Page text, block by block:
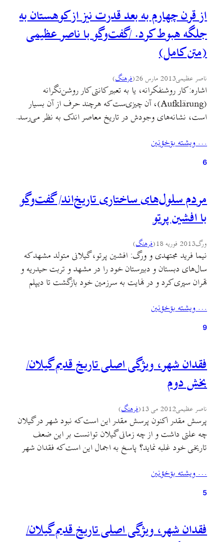
از قرن چهارم به بعد قدرت نیز از کوهستان به
جلگه هبوط کرد. /گفت‌وگو با ناصر عظیمی
(متن کامل)
ناصر عظیمی2013 مارس 26 (فرهنگ)
اشاره: کار روشنفکرانه، یا به تعبیر کانتی کار روشن‌نگرانه
(Aufklärung)، آن چیزی‌ست که هرچند حرف از آن بسیار
است، نشانه‌های وجودش در تاریخ معاصر اندک به نظر می‌رسد.
تحولات اقتصادی-اجتماعی گیلان و جغرافیای سیاسی جنبش و
انقلاب جنگل) در کنار مقاله‌های مختلف این دانش‌آموخته‌ی…
… ويشته بۊخؤنين
6
مردم سلول‌های ساختاری تاریخ‌اند/ گفت‌وگو
با افشین پرتو
ورگ2013 فوریه 18 (فرهنگ)
نیما فرید مجتهدی و ورگ: افشین پرتو، گیلانی متولد مشهد که
سال‌های دبستان و دبیرستان خود را در مشهد و تربت حیدریه و
تهران سپری کرد و در نهایت به سرزمین خود بازگشت تا دیپلم
در سال ۱۳۵۱ از دانشگاه شیراز گرفت و وارد آموزش…
… ويشته بۊخؤنين
9
فقدان شهر، ویژگی اصلی تاریخ قدیم گیلان/
بخش دوم
ناصر عظیمی2012 می 13 (فرهنگ)
پرسش مقدر اکنون پرسش مقدر این است که نبود شهر در گیلان
چه علتی داشت و از چه زمانی گیلان توانست بر این ضعف
تاریخی خود غلبه نماید؟ پاسخ به اجمال این است که فقدان شهر
می‌گشت. اما بلافاصله این پرسش مطرح می‌شود که…
… ويشته بۊخؤنين
5
فقدان شهر، ویژگی اصلی تاریخ قدیم گیلان/